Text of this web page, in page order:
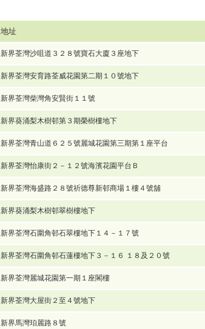
地址
新界荃灣沙咀道３２８號寶石大廈３座地下
新界荃灣安育路荃威花園第二期１０號地下
新界荃灣柴灣角安賢街１１號
新界葵涌梨木樹邨第３期榮樹樓地下
新界荃灣青山道６２５號麗城花園第三期第１座平台
新界荃灣怡康街２－１２號海濱花園平台Ｂ
新界荃灣海盛路２８號祈德尊新邨商場１樓４號舖
新界葵涌梨木樹邨翠樹樓地下
新界荃灣石圍角邨石翠樓地下１４－１７號
新界荃灣石圍角邨石蓮樓地下３－１６ １８及２０號
新界荃灣麗城花園第一期１座閣樓
新界荃灣大屋街２至４號地下
新界馬灣珀麗路８號